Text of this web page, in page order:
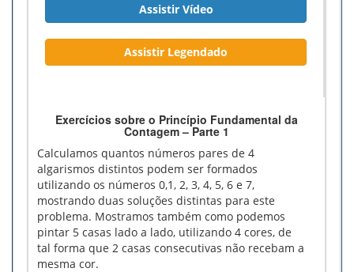
Assistir Vídeo
Assistir Legendado
Exercícios sobre o Princípio Fundamental da
Contagem – Parte 1
Calculamos quantos números pares de 4
algarismos distintos podem ser formados
utilizando os números 0,1, 2, 3, 4, 5, 6 e 7,
mostrando duas soluções distintas para este
problema. Mostramos também como podemos
pintar 5 casas lado a lado, utilizando 4 cores, de
tal forma que 2 casas consecutivas não recebam a
mesma cor.